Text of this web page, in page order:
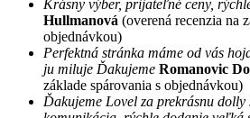
Krásny výber, prijateľné ceny,
Hullmanová (overená recenzia na
objednávkou)
Perfektná stránka máme od vás
ju miluje Ďakujeme Romanovic
základe spárovania s objednávkou)
Ďakujeme Lovel za prekrásnu dolly